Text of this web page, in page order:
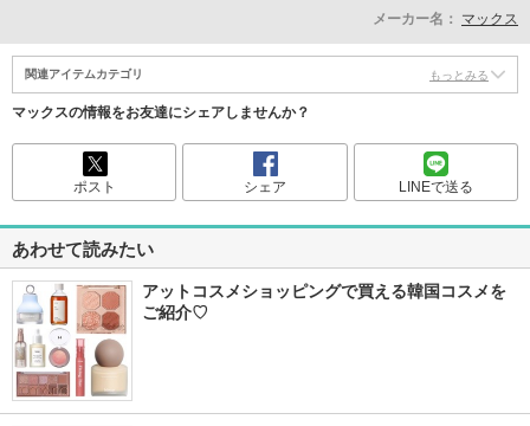
メーカー名： マックス
関連アイテムカテゴリ もっとみる
マックスの情報をお友達にシェアしませんか？
ポスト シェア LINEで送る
あわせて読みたい
アットコスメショッピングで買える韓国コスメを
ご紹介♡